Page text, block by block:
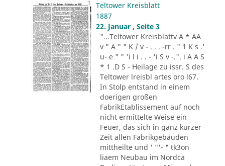
Teltower Kreisblatt
1887
22. Januar , Seite 3
"...Teltower Kreisblattv A * AA
v " A " " K / v - . . . -rr . " ´1 K s .'
u- e " " 'i l i . . - 'i S v -.". i A A S
* 1 .D S - Heilage zu issr. S des
Teltower lreisbl artes oro l67.
In Stolp entstand in einem
doerigen großen
FabrikEtablissement auf noch
nicht ermittelte Weise ein
Feuer, das sich in ganz kurzer
Zeit allen Fabrikgebäuden
mittheilte und ' "'- " tk3on
liaem Neubau im Nordca